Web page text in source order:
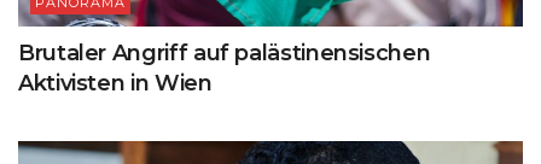
Brutaler Angriff auf palästinensischen
Aktivisten in Wien